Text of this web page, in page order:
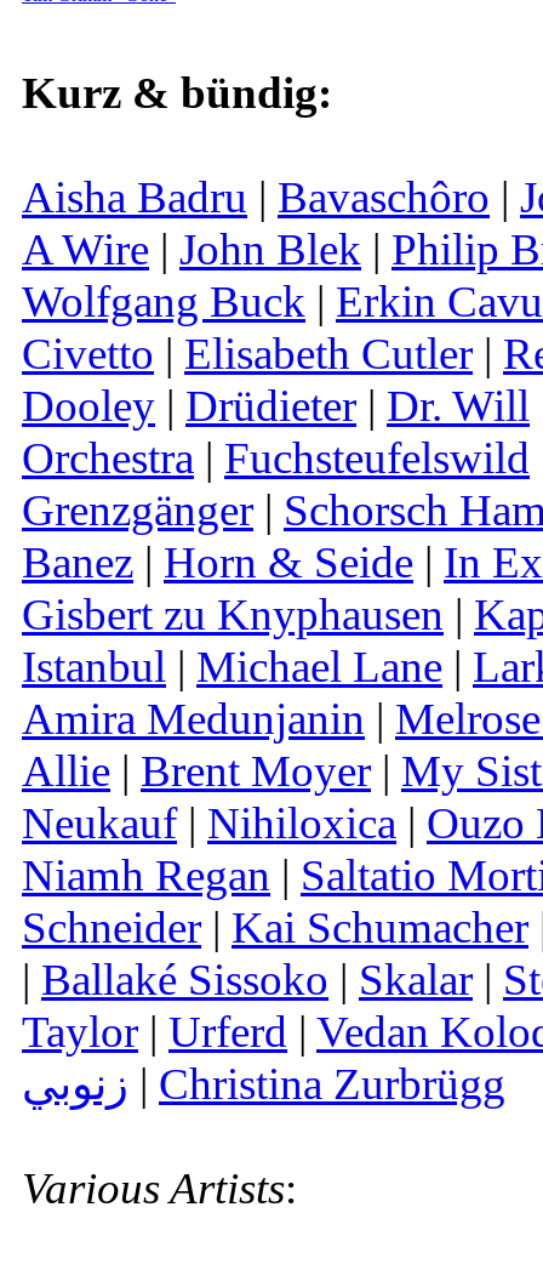
Kurz & bündig:
Aisha Badru | Bavaschôro |
A Wire | John Blek | Philip
Wolfgang Buck | Erkin
Civetto | Elisabeth Cutler |
Dooley | Drüdieter | Dr. Will
Orchestra | Fuchsteufelswild
Grenzgänger | Schorsch
Banez | Horn & Seide | In
Gisbert zu Knyphausen |
Istanbul | Michael Lane |
Amira Medunjanin |
Allie | Brent Moyer | My
Neukauf| Nihiloxica | Ouzo
Niamh Regan | Saltatio
Schneider | Kai Schumacher
| Ballaké Sissoko | Skalar |
Taylor | Urferd | Vedan
زنوبي | Christina Zurbrügg
Various Artists: